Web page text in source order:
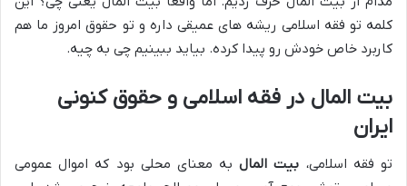
کلمه تو فقه اسلامی ریشه های عمیقی داره و تو حقوق امروز ما هم
کاربرد خاص خودش رو پیدا کرده. بیاید ببینیم چی به چیه.
بیت المال در فقه اسلامی و حقوق کنونی
ایران
تو فقه اسلامی، بیت المالبه معنای محلی بود که اموال عمومی